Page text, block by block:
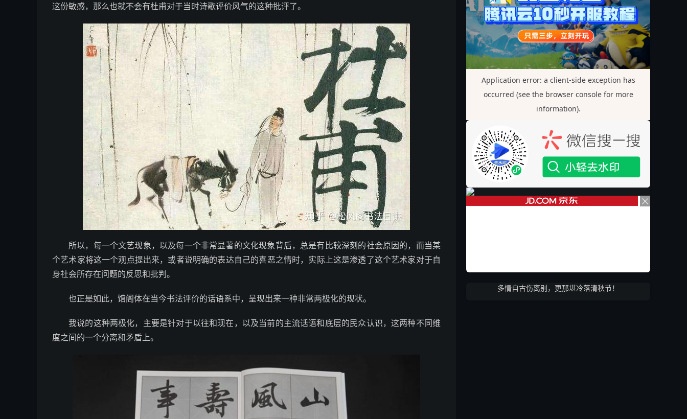
这份敏感，那么也就不会有杜甫对于当时诗歌评价风气的这种批评了。
所以，每一个文艺现象，以及每一个非常显著的文化现象背后，总是有比较深刻的社会原因的，而当某
个艺术家将这一个观点提出来，或者说明确的表达自己的喜恶之情时，实际上这是渗透了这个艺术家对于自
身社会所存在问题的反思和批判。
也正是如此，馆阁体在当今书法评价的话语系中，呈现出来一种非常两极化的现状。
我说的这种两极化，主要是针对于以往和现在，以及当前的主流话语和底层的民众认识，这两种不同维
度之间的一个分离和矛盾上。
多情自古伤离别，更那堪冷落清秋节！